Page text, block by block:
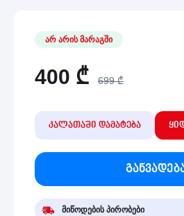
არ არის მარაგში
400 ₾ 699 ₾
კალათაში დამატება
მიწოდების პირობები